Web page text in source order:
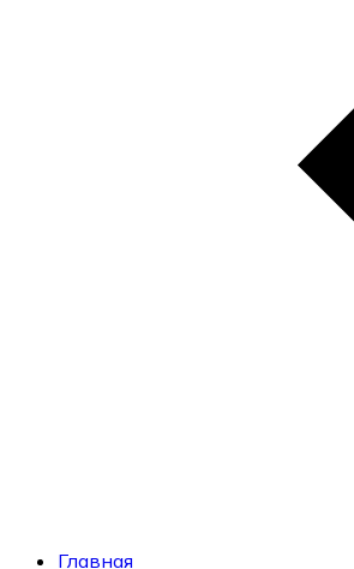
Главная